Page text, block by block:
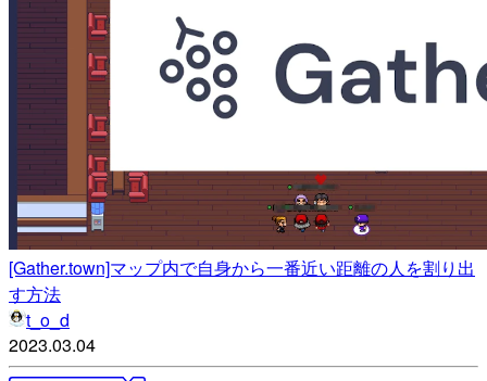
[Gather.town]マップ内で自身から一番近い距離の人を割り出
す方法
t_o_d
2023.03.04